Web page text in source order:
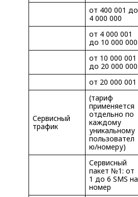
от 400 001 до
4 000 000
от 4 000 001
до 10 000 000
от 10 000 001
до 20 000 000
от 20 000 001
Сервисный
трафик
(тариф
применяется
отдельно по
каждому
уникальному
пользовател
ю/номеру)
Сервисный
пакет №1: от
1 до 6 SMS на
номер